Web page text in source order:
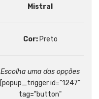
Mistral
Cor:Preto
Escolha uma das opções
[popup_trigger id="1247"
tag="button"